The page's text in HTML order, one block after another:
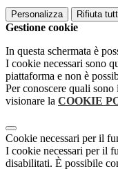
Personalizza Rifiuta
Gestione cookie
In questa schermata è
I cookie necessari sono
piattaforma e non è
Per conoscere quali
visionare la COOKIE
Cookie necessari per il
I cookie necessari per il
disabilitati. È possibile